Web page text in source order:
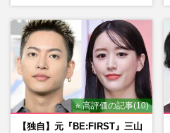
⭐ 高評価の記事(10)
【独自】元『BE:FIRST』三山